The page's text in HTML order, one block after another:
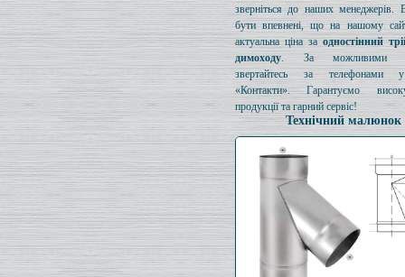
зверніться до наших менеджерів.
бути впевнені, що на нашому
актуальна ціна заодностінний
димоходу. За можливими
звертайтесь за телефонами
«Контакти». Гарантуємо
продукції та гарний сервіс!
Технічний малюнок